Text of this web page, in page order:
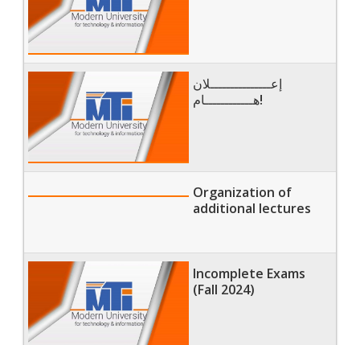
إعـــــــــــــــلان
هــــــــــــام!
Organization of
additional lectures
Incomplete Exams
(Fall 2024)